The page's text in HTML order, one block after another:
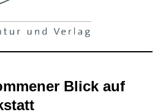
Blick auf